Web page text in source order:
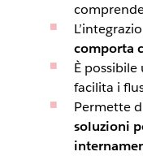
comporta
È possibile
facilita i
Permette
soluzioni